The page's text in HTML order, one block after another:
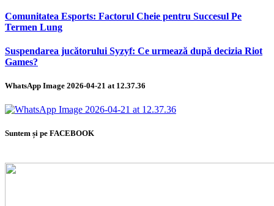
Comunitatea Esports: Factorul Cheie pentru Succesul Pe
Termen Lung
Suspendarea jucătorului Syzyf: Ce urmează după decizia Riot
Games?
WhatsApp Image 2026-04-21 at 12.37.36
Suntem și pe FACEBOOK